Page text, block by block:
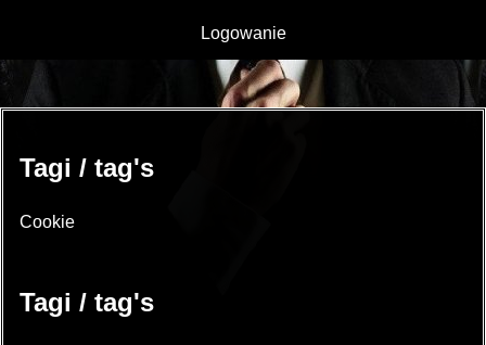
Logowanie
Tagi / tag's
Cookie
Tagi / tag's